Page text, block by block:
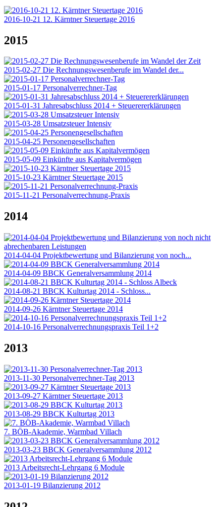
2016-10-21 12. Kärntner Steuertage 2016
2015
2015-02-27 Die Rechnungswesenberufe im Wandel der...
2015-01-17 Personalverrechner-Tag
2015-01-31 Jahresabschluss 2014 + Steuerererklärungen
2015-03-28 Umsatzsteuer Intensiv
2015-04-25 Personengesellschaften
2015-05-09 Einkünfte aus Kapitalvermögen
2015-10-23 Kärntner Steuertage 2015
2015-11-21 Personalverrechnung-Praxis
2014
2014-04-04 Projektbewertung und Bilanzierung von noch...
2014-04-09 BBCK Generalversammlung 2014
2014-08-21 BBCK Kulturtag 2014 - Schloss...
2014-09-26 Kärntner Steuertage 2014
2014-10-16 Personalverrechnungspraxis Teil 1+2
2013
2013-11-30 Personalverrechner-Tag 2013
2013-09-27 Kärntner Steuertage 2013
2013-08-29 BBCK Kulturtag 2013
7. BÖB-Akademie, Warmbad Villach
2013-03-23 BBCK Generalversammlung 2012
2013 Arbeitsrecht-Lehrgang 6 Module
2013-01-19 Bilanzierung 2012